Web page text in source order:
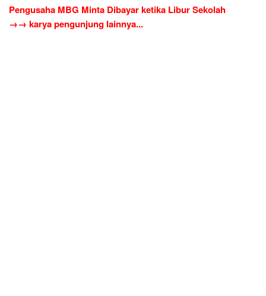
Pengusaha MBG Minta Dibayar ketika Libur Sekolah
→→ karya pengunjung lainnya...